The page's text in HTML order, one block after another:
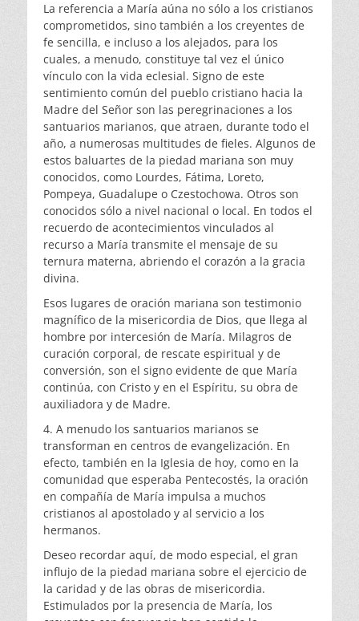
La referencia a María aúna no sólo a los cristianos
comprometidos, sino también a los creyentes de
fe sencilla, e incluso a los alejados, para los
cuales, a menudo, constituye tal vez el único
vínculo con la vida eclesial. Signo de este
sentimiento común del pueblo cristiano hacia la
Madre del Señor son las peregrinaciones a los
santuarios marianos, que atraen, durante todo el
año, a numerosas multitudes de fieles. Algunos de
estos baluartes de la piedad mariana son muy
conocidos, como Lourdes, Fátima, Loreto,
Pompeya, Guadalupe o Czestochowa. Otros son
conocidos sólo a nivel nacional o local. En todos el
recuerdo de acontecimientos vinculados al
recurso a María transmite el mensaje de su
ternura materna, abriendo el corazón a la gracia
divina.
Esos lugares de oración mariana son testimonio
magnífico de la misericordia de Dios, que llega al
hombre por intercesión de María. Milagros de
curación corporal, de rescate espiritual y de
conversión, son el signo evidente de que María
continúa, con Cristo y en el Espíritu, su obra de
auxiliadora y de Madre.
4. A menudo los santuarios marianos se
transforman en centros de evangelización. En
efecto, también en la Iglesia de hoy, como en la
comunidad que esperaba Pentecostés, la oración
en compañía de María impulsa a muchos
cristianos al apostolado y al servicio a los
hermanos.
Deseo recordar aquí, de modo especial, el gran
influjo de la piedad mariana sobre el ejercicio de
la caridad y de las obras de misericordia.
Estimulados por la presencia de María, los